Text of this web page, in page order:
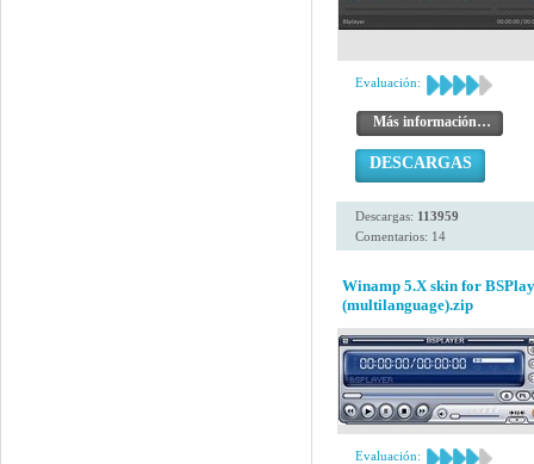
Evaluación:
Más información…
DESCARGAS
Descargas: 113959
Comentarios: 14
Winamp 5.X skin for
(multilanguage).zip
Evaluación: